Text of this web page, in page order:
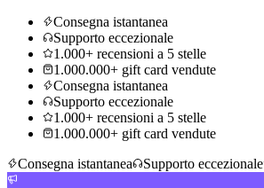
Consegna istantanea
Supporto eccezionale
1.000+ recensioni a 5 stelle
1.000.000+ gift card vendute
Consegna istantanea
Supporto eccezionale
1.000+ recensioni a 5 stelle
1.000.000+ gift card vendute
Consegna istantanea
Supporto eccezionale